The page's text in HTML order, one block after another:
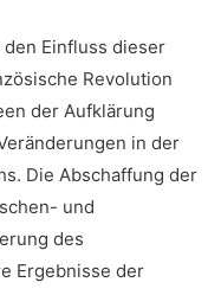
Einfluss ​dieser‍
Revolution
der ⁤Aufklärung
‌in der⁣
⁤Die Abschaffung⁢ der
und
des⁣
Ergebnisse der‍